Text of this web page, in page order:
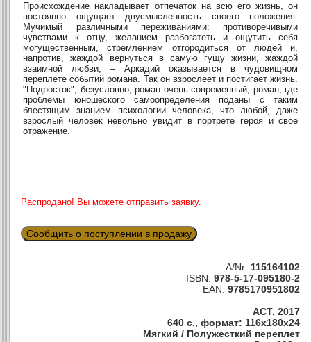
Происхождение накладывает отпечаток на всю его жизнь, он
постоянно ощущает двусмысленность своего положения.
Мучимый различными переживаниями: противоречивыми
чувствами к отцу, желанием разбогатеть и ощутить себя
могущественным, стремлением отгородиться от людей и,
напротив, жаждой вернуться в самую гущу жизни, жаждой
взаимной любви, – Аркадий оказывается в чудовищном
переплете событий романа. Так он взрослеет и постигает жизнь.
"Подросток", безусловно, роман очень современный, роман, где
проблемы юношеского самоопределения поданы с таким
блестящим знанием психологии человека, что любой, даже
взрослый человек невольно увидит в портрете героя и свое
отражение.
Распродано! Вы можете отправить заявку.
Сообщить о поступлении в продажу
A/Nr: 115164102
ISBN: 978-5-17-095180-2
EAN: 9785170951802
АСТ, 2017
640 с., формат: 116x180x24
Мягкий / Полужесткий переплет